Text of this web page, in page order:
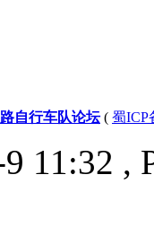
自行车队论坛( 蜀ICP
11:32 ,